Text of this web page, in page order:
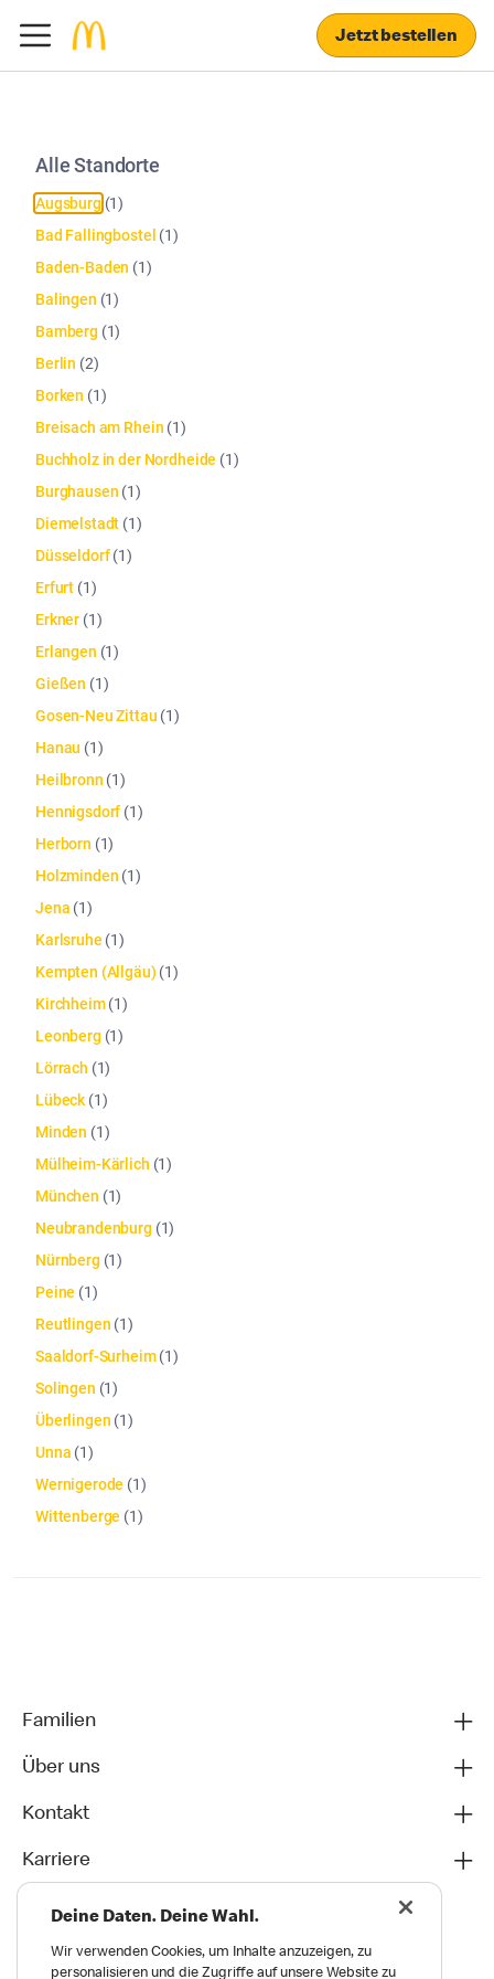
Jetzt bestellen
Alle Standorte
Augsburg (1)
Bad Fallingbostel (1)
Baden-Baden (1)
Balingen (1)
Bamberg (1)
Berlin (2)
Borken (1)
Breisach am Rhein (1)
Buchholz in der Nordheide (1)
Burghausen (1)
Diemelstadt (1)
Düsseldorf(1)
Erfurt (1)
Erkner (1)
Erlangen (1)
Gießen (1)
Gosen-Neu Zittau (1)
Hanau (1)
Heilbronn (1)
Hennigsdorf (1)
Herborn (1)
Holzminden (1)
Jena (1)
Karlsruhe (1)
Kempten (Allgäu) (1)
Kirchheim(1)
Leonberg (1)
Lörrach (1)
Lübeck (1)
Minden (1)
Mülheim-Kärlich (1)
München (1)
Neubrandenburg (1)
Nürnberg (1)
Peine (1)
Reutlingen (1)
Saaldorf-Surheim(1)
Solingen (1)
Überlingen (1)
Unna (1)
Wernigerode (1)
Wittenberge (1)
Familien
Über uns
Kontakt
Karriere
Deine Daten. Deine Wahl.
Wir verwenden Cookies, um Inhalte anzuzeigen, zu
personalisieren und die Zugriffe auf unsere Website zu